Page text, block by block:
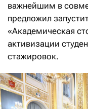
важнейшим в
предложил
«Академическая
активизации
стажировок.